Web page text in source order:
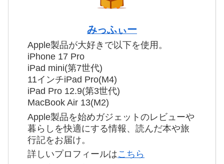
みっふぃー
Apple製品が大好きで以下を使用。
iPhone 17 Pro
iPad mini(第7世代)
11インチiPad Pro(M4)
iPad Pro 12.9(第3世代)
MacBook Air 13(M2)
Apple製品を始めガジェットのレビューや
暮らしを快適にする情報、読んだ本や旅
行記をお届け。
詳しいプロフィールはこちら